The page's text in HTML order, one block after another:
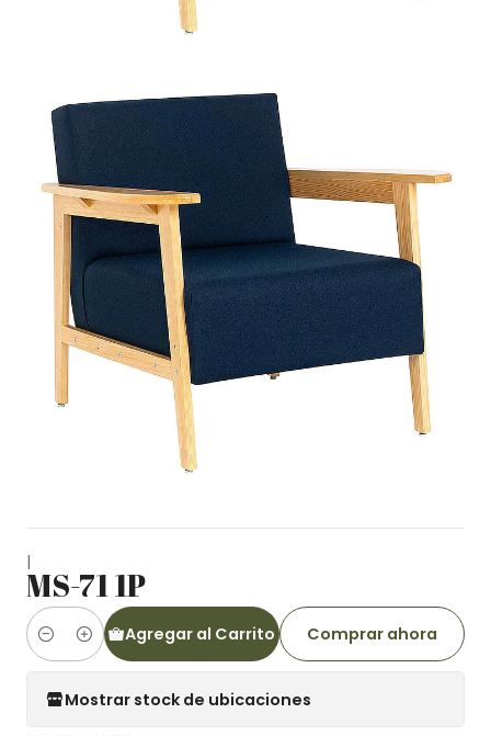
|
MS-71 1P
Cantidad
Agregar al Carrito Comprar ahora
Mostrar stock de ubicaciones